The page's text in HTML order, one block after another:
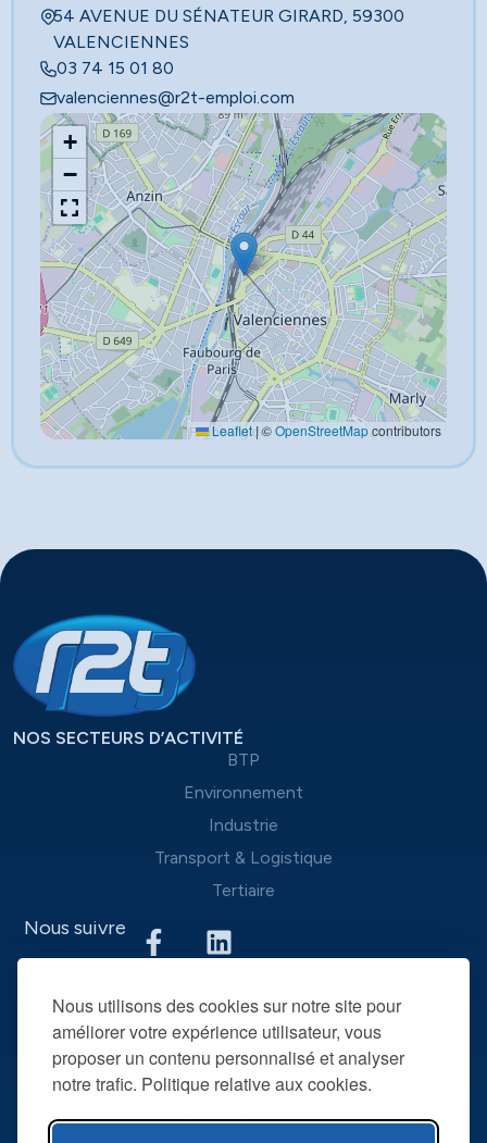
Nous utilisons des cookies sur notre site pour
améliorer votre expérience utilisateur, vous
proposer un contenu personnalisé et analyser
notre trafic. Politique relative aux cookies.
54 AVENUE DU SÉNATEUR GIRARD, 59300
VALENCIENNES
03 74 15 01 80
valenciennes@r2t-emploi.com
+
−
Leaflet|©OpenStreetMapcontributors
NOS SECTEURS D’ACTIVITÉ
BTP
Environnement
Industrie
Transport & Logistique
Tertiaire
Nous suivre
accompagnons une équipe d’experts du recrutement et
des outils performants, afin de mieux répondre à leurs
spécificités et leurs attentes. La mise à disposition de
collaborateurs intérimaires qualifiés permet de devenir leur
partenaire RH privilégié dans la durée.